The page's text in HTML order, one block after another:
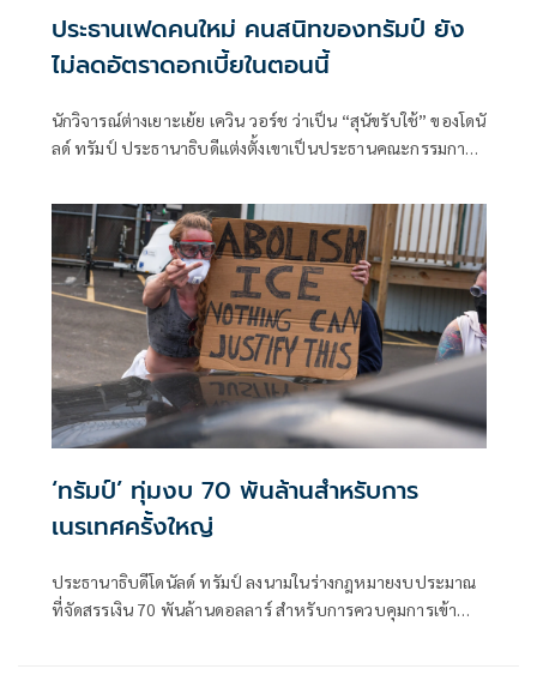
ประธานเฟดคนใหม่ คนสนิทของทรัมป์ ยัง
ไม่ลดอัตราดอกเบี้ยในตอนนี้
นักวิจารณ์ต่างเยาะเย้ย เควิน วอร์ช ว่าเป็น “สุนัขรับใช้” ของโดนั
ลด์ ทรัมป์ ประธานาธิบดีแต่งตั้งเขาเป็นประธานคณะกรรมการ
ความคาดหวังอย่างชัดเจนว่า อัตราดอกเบี้ยหลักจะต้องลดลง
เพื่อให้การกู้ยืมถูกลงและอำนวยความสะดวกในการชำระหนี้
สาธารณะของสหรัฐฯ ที่เพิ่มสูงขึ้น
‘ทรัมป์’ ทุ่มงบ 70 พันล้านสำหรับการ
เนรเทศครั้งใหญ่
ประธานาธิบดีโดนัลด์ ทรัมป์ ลงนามในร่างกฎหมายงบประมาณ
ที่จัดสรรเงิน 70 พันล้านดอลลาร์ สำหรับการควบคุมการเข้า